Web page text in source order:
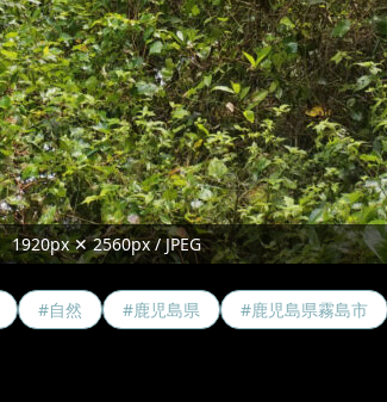
1920px ✕ 2560px / JPEG
#自然 #鹿児島県 #鹿児島県霧島市